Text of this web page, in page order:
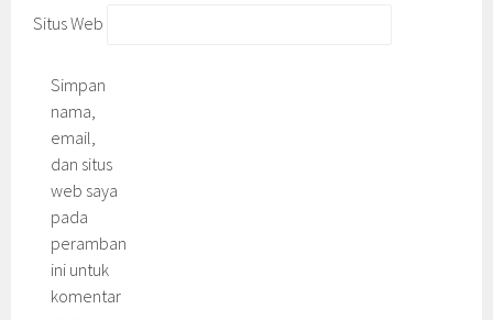
Situs Web
Simpan
nama,
email,
dan situs
web saya
pada
peramban
ini untuk
komentar